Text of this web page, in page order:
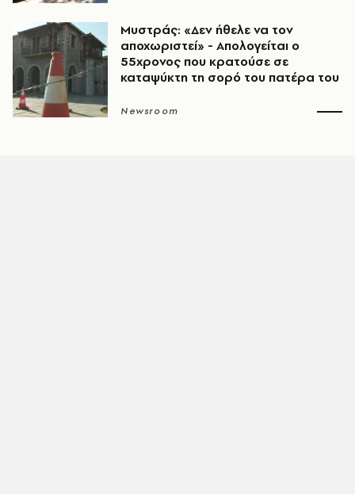
Μυστράς: «Δεν ήθελε να τον
αποχωριστεί» - Απολογείται ο
55χρονος που κρατούσε σε
καταψύκτη τη σορό του πατέρα του
Newsroom